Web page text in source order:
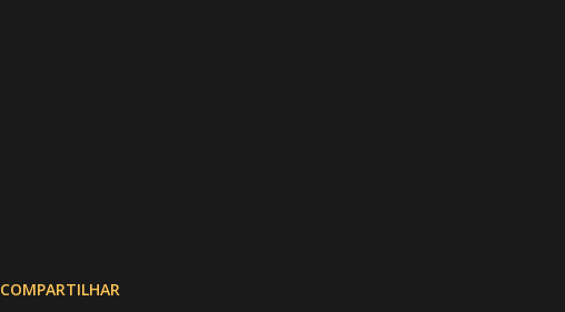
COMPARTILHAR